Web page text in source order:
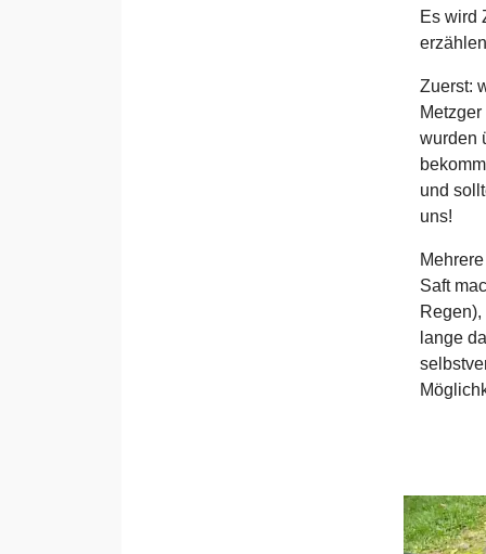
Es wird
Zuerst:
wurden
und
uns!
Saft
lange